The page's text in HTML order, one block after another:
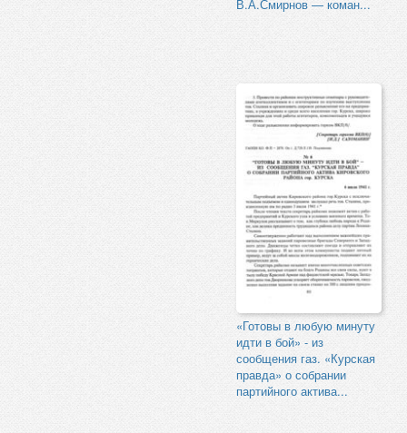
В.А.Смирнов — коман...
«Готовы в любую минуту
идти в бой» - из
сообщения газ. «Курская
правда» о собрании
партийного актива...